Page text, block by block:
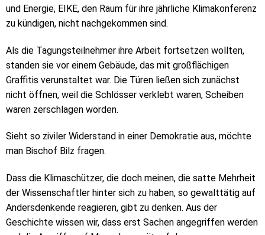
und Energie, EIKE, den Raum für ihre jährliche Klimakonferenz
zu kündigen, nicht nachgekommen sind.
Als die Tagungsteilnehmer ihre Arbeit fortsetzen wollten,
standen sie vor einem Gebäude, das mit großflächigen
Graffitis verunstaltet war. Die Türen ließen sich zunächst
nicht öffnen, weil die Schlösser verklebt waren, Scheiben
waren zerschlagen worden.
Sieht so ziviler Widerstand in einer Demokratie aus, möchte
man Bischof Bilz fragen.
Dass die Klimaschützer, die doch meinen, die satte Mehrheit
der Wissenschaftler hinter sich zu haben, so gewalttätig auf
Andersdenkende reagieren, gibt zu denken. Aus der
Geschichte wissen wir, dass erst Sachen angegriffen werden